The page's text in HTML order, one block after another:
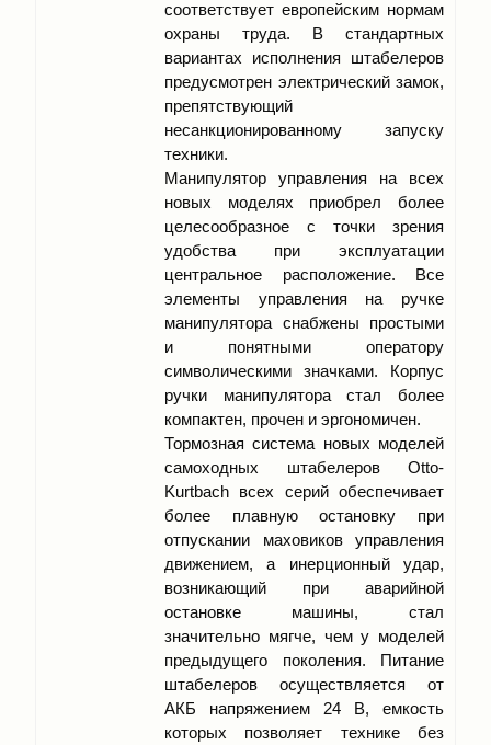
соответствует европейским нормам
охраны труда. В стандартных
вариантах исполнения штабелеров
предусмотрен электрический замок,
препятствующий
несанкционированному запуску
техники.
Манипулятор управления на всех
новых моделях приобрел более
целесообразное с точки зрения
удобства при эксплуатации
центральное расположение. Все
элементы управления на ручке
манипулятора снабжены простыми
и понятными оператору
символическими значками. Корпус
ручки манипулятора стал более
компактен, прочен и эргономичен.
Тормозная система новых моделей
самоходных штабелеров Otto-
Kurtbach всех серий обеспечивает
более плавную остановку при
отпускании маховиков управления
движением, а инерционный удар,
возникающий при аварийной
остановке машины, стал
значительно мягче, чем у моделей
предыдущего поколения. Питание
штабелеров осуществляется от
АКБ напряжением 24 В, емкость
которых позволяет технике без